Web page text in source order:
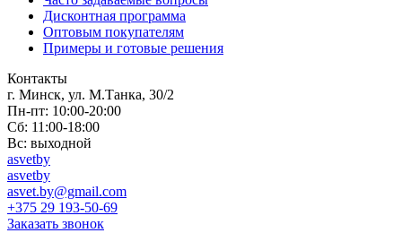
Дисконтная программа
Оптовым покупателям
Примеры и готовые решения
Контакты
г. Минск, ул. М.Танка, 30/2
Пн-пт: 10:00-20:00
Сб: 11:00-18:00
Вс: выходной
asvetby
asvetby
asvet.by@gmail.com
+375 29 193-50-69
Заказать звонок